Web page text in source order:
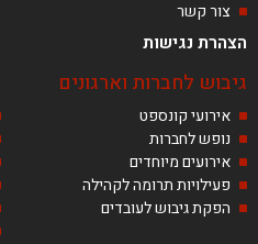
צור קשר
הצהרת נגישות
גיבוש לחברות וארגונים
אירועי קונספט
נופש לחברות
אירועים מיוחדים
פעילויות תרומה לקהילה
הפקת גיבוש לעובדים